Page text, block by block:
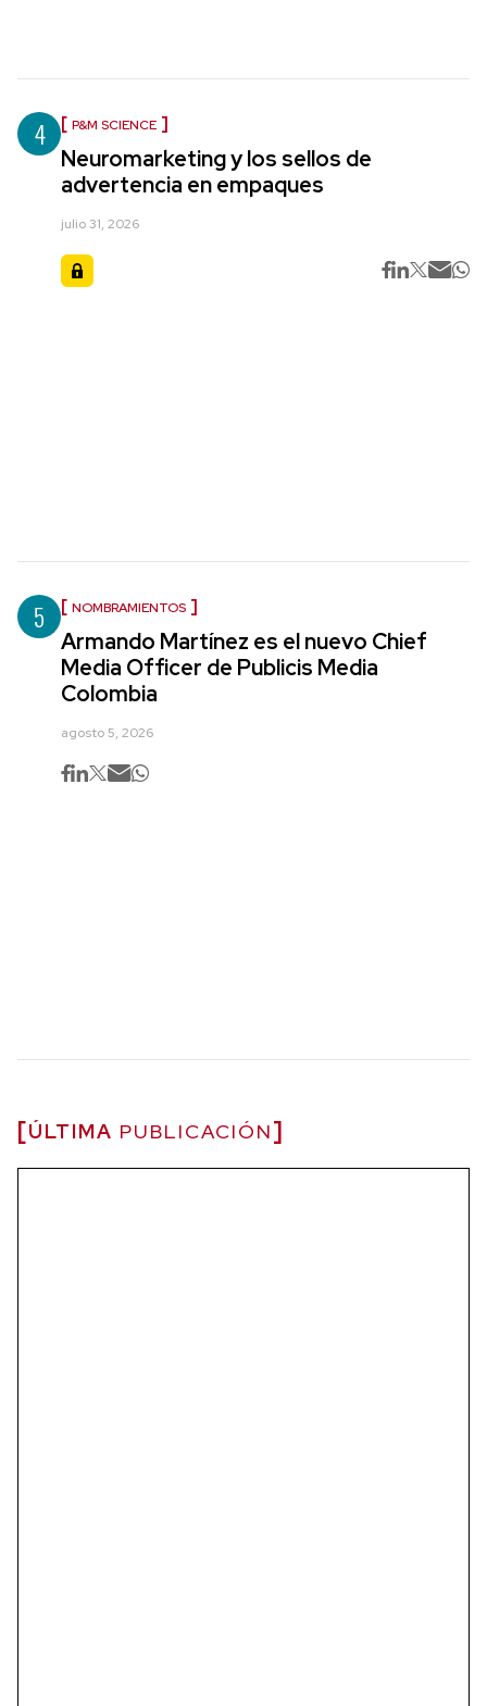
4 P&M SCIENCE
Neuromarketing y los sellos de
advertencia en empaques
julio 31, 2026
5 NOMBRAMIENTOS
Armando Martínez es el nuevo Chief
Media Officer de Publicis Media
Colombia
agosto 5, 2026
ÚLTIMA PUBLICACIÓN